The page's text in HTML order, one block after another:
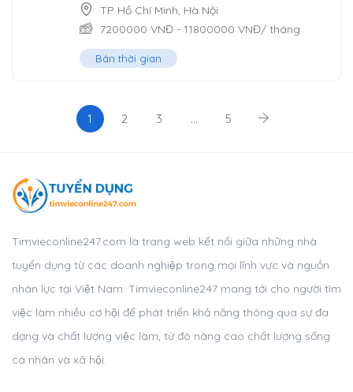
TP Hồ Chí Minh, Hà Nội
7200000 VNĐ - 11800000 VNĐ/ tháng
Bán thời gian
1 2 3 … 5
Timvieconline247.com là trang web kết nối giữa những nhà
tuyển dụng từ các doanh nghiệp trong mọi lĩnh vực và nguồn
nhân lực tại Việt Nam. Timvieconline247 mang tới cho người tìm
việc làm nhiều cơ hội để phát triển khả năng thông qua sự đa
dạng và chất lượng việc làm, từ đó nâng cao chất lượng sống
cá nhân và xã hội.